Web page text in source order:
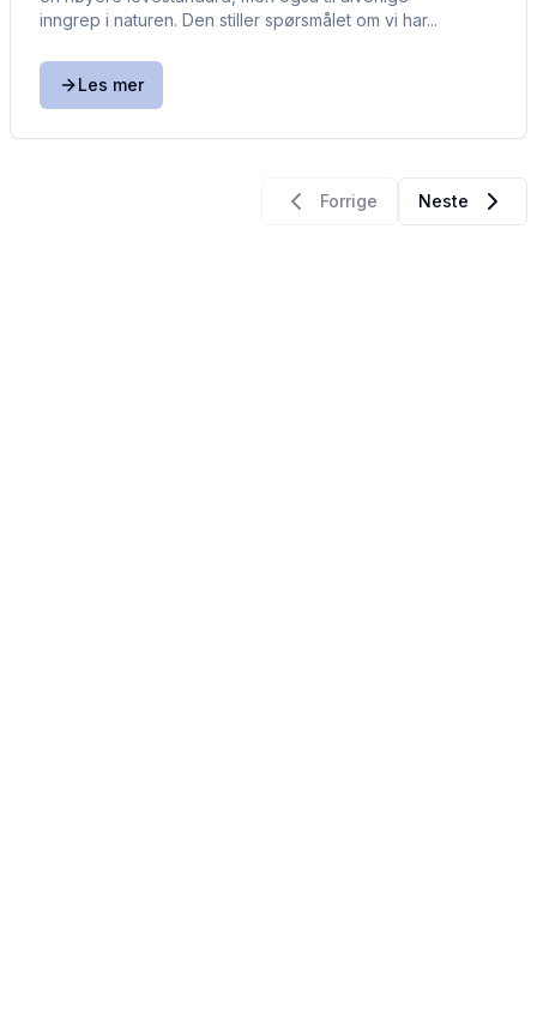
inngrep i naturen. Den stiller spørsmålet om vi har...
Les mer
Forrige Neste